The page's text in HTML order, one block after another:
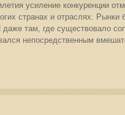
усиление конкуренции
странах и отраслях.
там, где существовало
непосредственным